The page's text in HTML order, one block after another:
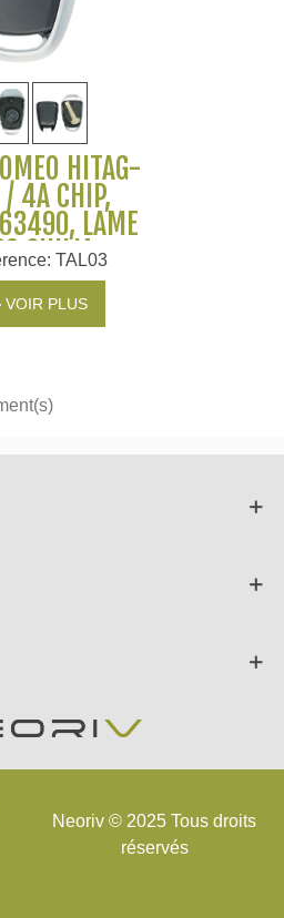
HITAG-
/ 4A CHIP,
LAME
GIULIA -
TAL03
VOIR PLUS
Neoriv © 2025 Tous droits
réservés